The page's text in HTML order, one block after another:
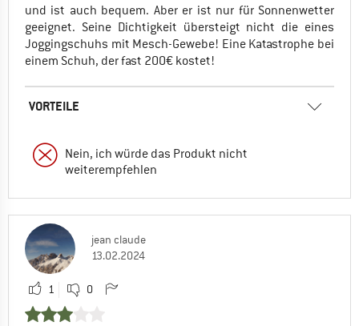
und ist auch bequem. Aber er ist nur für Sonnenwetter
geeignet. Seine Dichtigkeit übersteigt nicht die eines
Joggingschuhs mit Mesch-Gewebe! Eine Katastrophe bei
einem Schuh, der fast 200€ kostet!
VORTEILE
Nein, ich würde das Produkt nicht
weiterempfehlen
jean claude
13.02.2024
1 0